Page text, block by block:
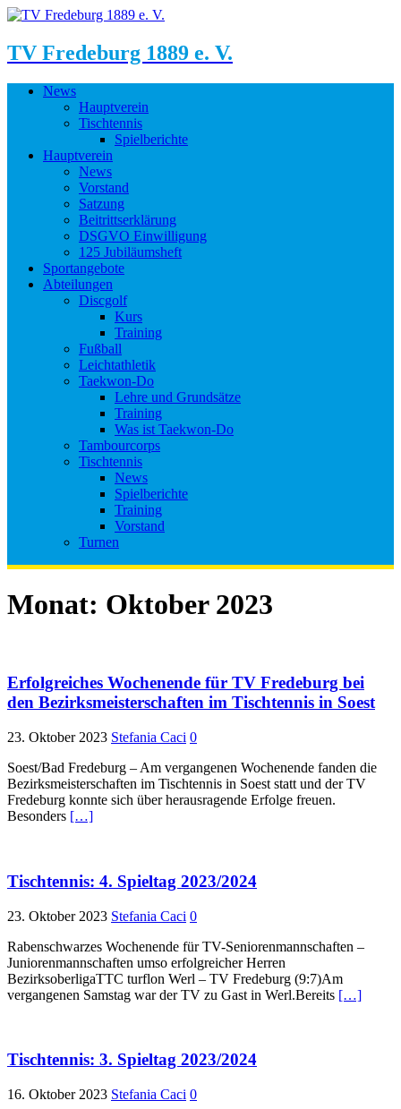
TV Fredeburg 1889 e. V.
News
Hauptverein
Tischtennis
Spielberichte
Hauptverein
News
Vorstand
Satzung
Beitrittserklärung
DSGVO Einwilligung
125 Jubiläumsheft
Sportangebote
Abteilungen
Discgolf
Kurs
Training
Fußball
Leichtathletik
Taekwon-Do
Lehre und Grundsätze
Training
Was ist Taekwon-Do
Tambourcorps
Tischtennis
News
Spielberichte
Training
Vorstand
Turnen
Monat: Oktober 2023
Erfolgreiches Wochenende für TV Fredeburg bei
den Bezirksmeisterschaften im Tischtennis in Soest
23. Oktober 2023 Stefania Caci 0
Soest/Bad Fredeburg – Am vergangenen Wochenende fanden die
Bezirksmeisterschaften im Tischtennis in Soest statt und der TV
Fredeburg konnte sich über herausragende Erfolge freuen.
Besonders […]
Tischtennis: 4. Spieltag 2023/2024
23. Oktober 2023 Stefania Caci 0
Rabenschwarzes Wochenende für TV-Seniorenmannschaften –
Juniorenmannschaften umso erfolgreicher Herren
BezirksoberligaTTC turflon Werl – TV Fredeburg (9:7)Am
vergangenen Samstag war der TV zu Gast in Werl.Bereits […]
Tischtennis: 3. Spieltag 2023/2024
16. Oktober 2023 Stefania Caci 0